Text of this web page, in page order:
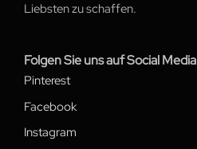
Liebsten zu schaffen.
Folgen Sie uns auf Social Media
Pinterest
Facebook
Instagram